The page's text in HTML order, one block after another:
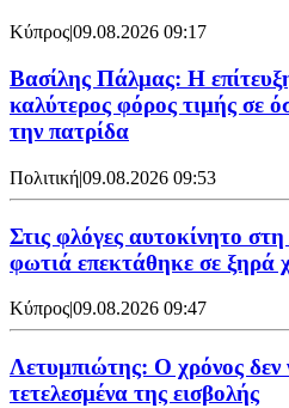
Κύπρος|09.08.2026 09:17
Βασίλης Πάλμας: Η
καλύτερος φόρος τιμής σε
την πατρίδα
Πολιτική|09.08.2026 09:53
Στις φλόγες αυτοκίνητο
φωτιά επεκτάθηκε σε ξηρά
Κύπρος|09.08.2026 09:47
Λετυμπιώτης: Ο χρόνος δεν
τετελεσμένα της εισβολής